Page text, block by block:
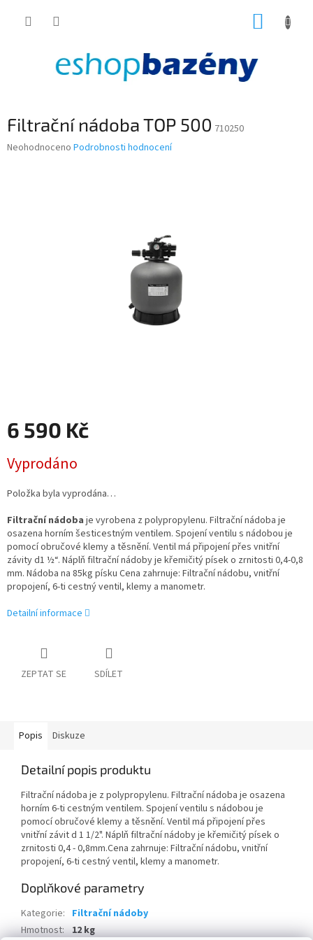
Filtrační nádoba TOP 500 710250
Průměrné
Neohodnoceno Podrobnosti hodnocení
6 590 Kč
cena:
Vyprodáno
Položka byla vyprodána…
Filtrační nádoba je vyrobena z polypropylenu. Filtrační nádoba je
osazena horním šesticestným ventilem. Spojení ventilu s nádobou je
pomocí obručové klemy a těsnění. Ventil má připojení přes vnitřní
závity d1 ½“. Náplň filtrační nádoby je křemičitý písek o zrnitosti 0,4-0,8
mm. Nádoba na 85kg písku Cena zahrnuje: Filtrační nádobu, vnitřní
propojení, 6-ti cestný ventil, klemy a manometr.
Detailní informace
ZEPTAT SE SDÍLET
Popis Diskuze
Detailní popis produktu
Filtrační nádoba je z polypropylenu. Filtrační nádoba je osazena
horním 6-ti cestným ventilem. Spojení ventilu s nádobou je
pomocí obručové klemy a těsnění. Ventil má připojení přes
vnitřní závit d 1 1/2". Náplň filtrační nádoby je křemičitý písek o
zrnitosti 0,4 - 0,8mm.Cena zahrnuje: Filtrační nádobu, vnitřní
propojení, 6-ti cestný ventil, klemy a manometr.
Doplňkové parametry
Kategorie: Filtrační nádoby
Hmotnost: 12 kg